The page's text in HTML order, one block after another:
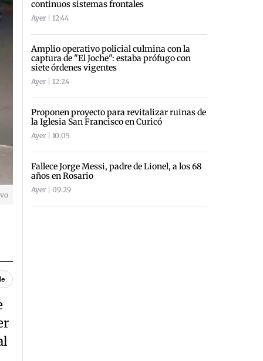
continuos sistemas frontales
Ayer | 12:44
Amplio operativo policial culmina con la
captura de "El Joche": estaba prófugo con
siete órdenes vigentes
Ayer | 12:24
Proponen proyecto para revitalizar ruinas de
la Iglesia San Francisco en Curicó
Ayer | 10:05
Fallece Jorge Messi, padre de Lionel, a los 68
años en Rosario
Ayer | 09:29